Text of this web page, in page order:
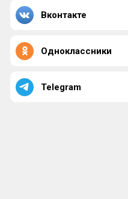
Вконтакте
Одноклассники
Telegram